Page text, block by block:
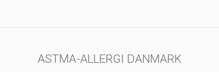
ASTMA-ALLERGI DANMARK